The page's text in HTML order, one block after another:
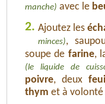
manche) avec le
2. Ajoutez les
minces),
soupe de farine,
(le liquide de
poivre, deux
thym et à volonté